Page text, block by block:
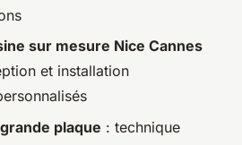
sur mesure Nice Cannes
et installation
plaque : technique